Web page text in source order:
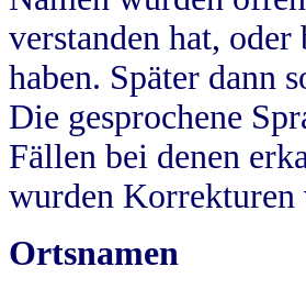
verstanden hat, oder
haben. Später dann
Die gesprochene
Fällen bei denen
wurden Korrekturen
Ortsnamen